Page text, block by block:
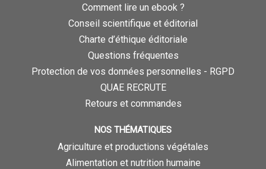
Comment lire un ebook ?
Conseil scientifique et éditorial
Charte d’éthique éditoriale
Questions fréquentes
Protection de vos données personnelles - RGPD
QUAE RECRUTE
Retours et commandes
NOS THÉMATIQUES
Agriculture et productions végétales
Alimentation et nutrition humaine